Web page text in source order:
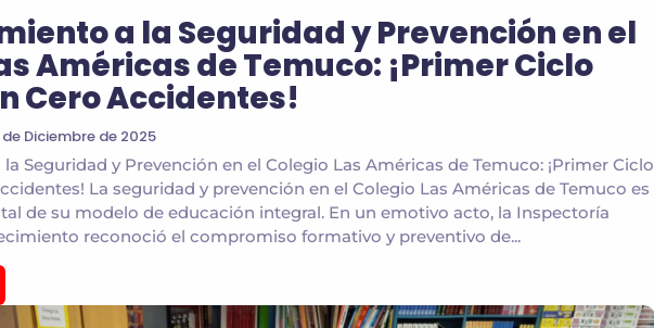
a la Seguridad y Prevención en el
Américas de Temuco: ¡Primer Ciclo
Cero Accidentes!
de Diciembre de 2025
Seguridad y Prevención en el Colegio Las Américas de Temuco: ¡Primer Ciclo
La seguridad y prevención en el Colegio Las Américas de Temuco es
de su modelo de educación integral. En un emotivo acto, la Inspectoría
reconoció el compromiso formativo y preventivo de...